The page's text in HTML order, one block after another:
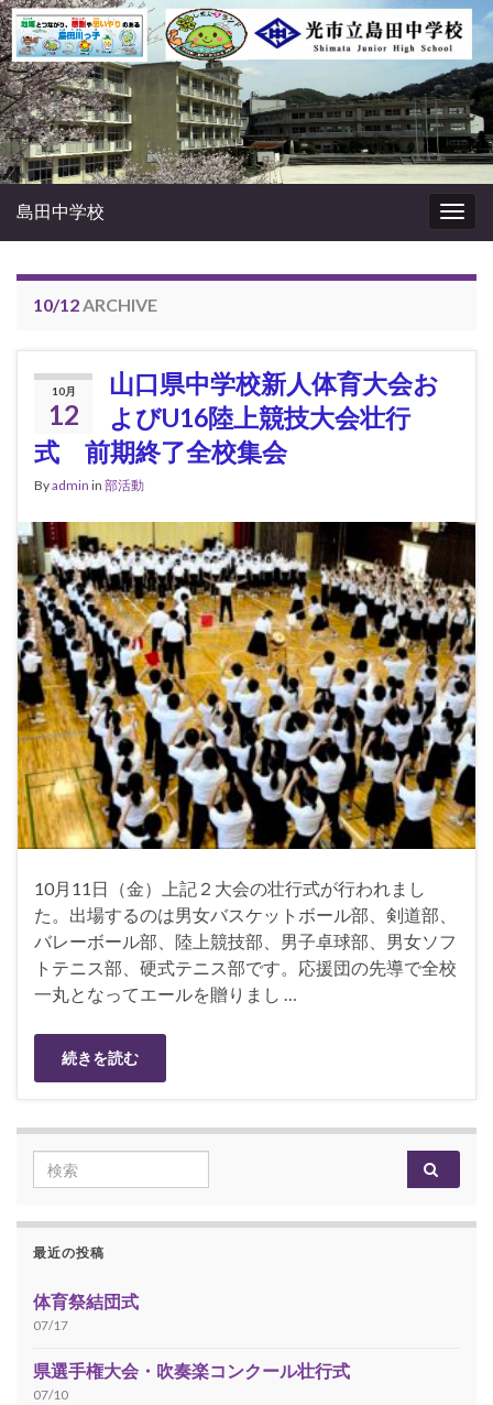
島田中学校
10/12ARCHIVE
10月
12
山口県中学校新人体育大会お
よびU16陸上競技大会壮行
式 前期終了全校集会
Byadmin in 部活動
10月11日（金）上記２大会の壮行式が行われまし
た。出場するのは男女バスケットボール部、剣道部、
バレーボール部、陸上競技部、男子卓球部、男女ソフ
トテニス部、硬式テニス部です。応援団の先導で全校
一丸となってエールを贈りまし …
続きを読む
Search for:
最近の投稿
体育祭結団式
07/17
県選手権大会・吹奏楽コンクール壮行式
07/10